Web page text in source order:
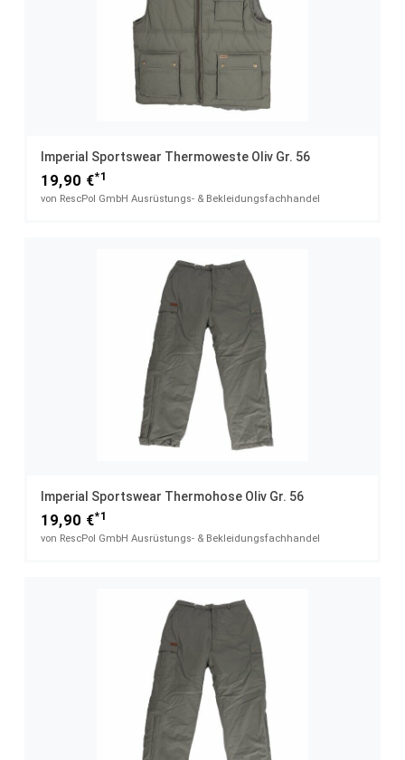
Imperial Sportswear Thermoweste Oliv Gr. 56
19,90 €*1
von RescPol GmbH Ausrüstungs- & Bekleidungsfachhandel
Imperial Sportswear Thermohose Oliv Gr. 56
19,90 €*1
von RescPol GmbH Ausrüstungs- & Bekleidungsfachhandel